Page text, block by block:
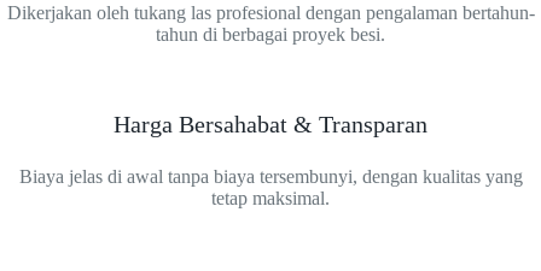
Dikerjakan oleh tukang las profesional dengan pengalaman bertahun-
tahun di berbagai proyek besi.
Harga Bersahabat & Transparan
Biaya jelas di awal tanpa biaya tersembunyi, dengan kualitas yang
tetap maksimal.